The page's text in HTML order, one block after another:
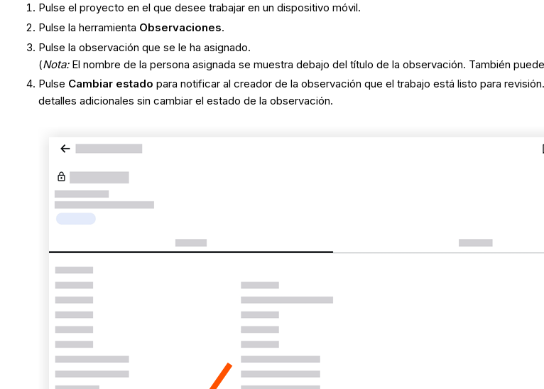
Pulse el proyecto en el que desee trabajar en un dispositivo móvil.
Pulse la herramienta Observaciones.
Pulse la observación que se le ha asignado.
(Nota:El nombre de la persona asignada se muestra debajo del título de la observación. También
Pulse Cambiar estado para notificar al creador de la observación que el trabajo está listo para
detalles adicionales sin cambiar el estado de la observación.